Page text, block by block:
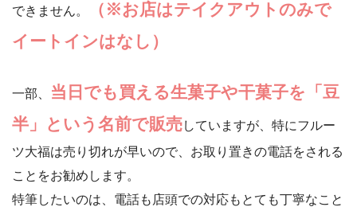
できません。
（※お店はテイクアウトのみで
イートインはなし）
一部、
当日でも買える生菓子や干菓子を「豆
半」という名前で販売していますが、特にフルー
ツ大福は売り切れが早いので、お取り置きの電話をされる
ことをお勧めします。
特筆したいのは、電話も店頭での対応もとても丁寧なこと